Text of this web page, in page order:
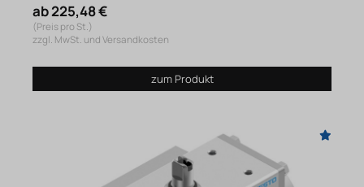
ab 225,48 €
(Preis pro St.)
zzgl. MwSt. und Versandkosten
zum Produkt